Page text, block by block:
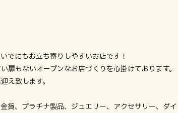
でにもお立ち寄りしやすいお店です！
もないオープンなお店づくりを心掛けております。
え致します。
貨、プラチナ製品、ジュエリー、アクセサリー、ダイ